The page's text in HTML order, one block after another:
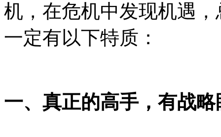
机，在危机中发现机遇
一定有以下特质：
一、真正的高手，有战